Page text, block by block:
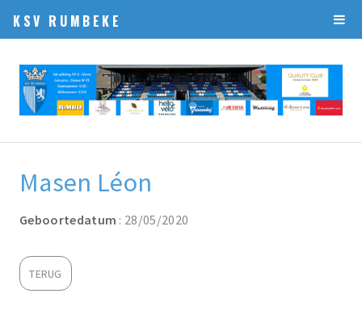
KSV RUMBEKE
Masen Léon
Geboortedatum : 28/05/2020
TERUG